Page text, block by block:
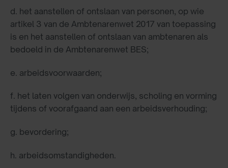
d. het aanstellen of ontslaan van personen, op wie
artikel 3 van de Ambtenarenwet 2017 van toepassing
is en het aanstellen of ontslaan van ambtenaren als
bedoeld in de Ambtenarenwet BES;
e. arbeidsvoorwaarden;
f. het laten volgen van onderwijs, scholing en vorming
tijdens of voorafgaand aan een arbeidsverhouding;
g. bevordering;
h. arbeidsomstandigheden.